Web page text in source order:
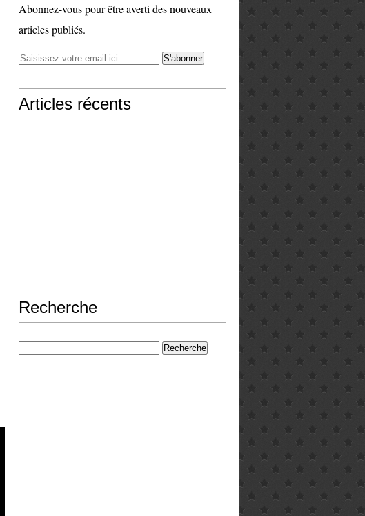
Abonnez-vous pour être averti des nouveaux
articles publiés.
Articles récents
Recherche